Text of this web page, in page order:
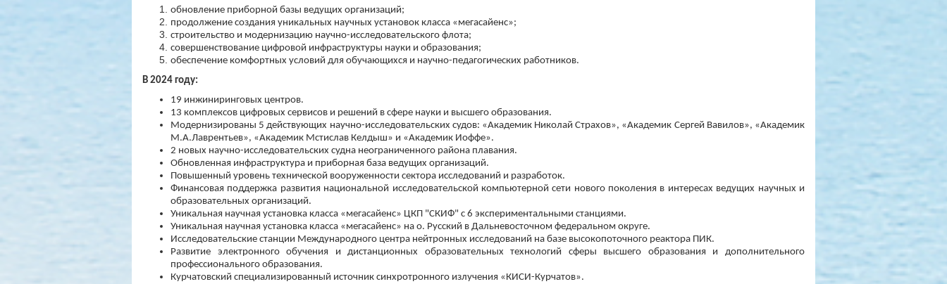
обновление приборной базы ведущих организаций;
продолжение создания уникальных научных установок класса «мегасайенс»;
строительство и модернизацию научно-исследовательского флота;
совершенствование цифровой инфраструктуры науки и образования;
обеспечение комфортных условий для обучающихся и научно-педагогических работников.
В 2024 году:
19 инжиниринговых центров.
13 комплексов цифровых сервисов и решений в сфере науки и высшего образования.
Модернизированы 5 действующих научно-исследовательских судов: «Академик Николай Страхов», «Академик Сергей Вавилов», «Академик
М.А.Лаврентьев», «Академик Мстислав Келдыш» и «Академик Иоффе».
2 новых научно-исследовательских судна неограниченного района плавания.
Обновленная инфраструктура и приборная база ведущих организаций.
Повышенный уровень технической вооруженности сектора исследований и разработок.
Финансовая поддержка развития национальной исследовательской компьютерной сети нового поколения в интересах ведущих научных и
образовательных организаций.
Уникальная научная установка класса «мегасайенс» ЦКП "СКИФ" с 6 экспериментальными станциями.
Уникальная научная установка класса «мегасайенс» на о. Русский в Дальневосточном федеральном округе.
Исследовательские станции Международного центра нейтронных исследований на базе высокопоточного реактора ПИК.
Развитие электронного обучения и дистанционных образовательных технологий сферы высшего образования и дополнительного
профессионального образования.
Курчатовский специализированный источник синхротронного излучения «КИСИ-Курчатов».